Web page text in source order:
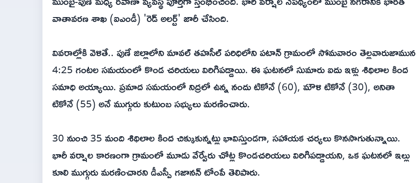
వాతావరణ శాఖ (ఐఎండీ) 'రెడ్ అలర్ట్' జారీ చేసింది.
వివరాల్లోకి వెళితే.. పుణే జిల్లాలోని మావల్ తహసీల్ పరిధిలోని పటాన్ గ్రామంలో సోమవారం తెల్లవారుజామున
4:25 గంటల సమయంలో కొండ చరియలు విరిగిపడ్డాయి. ఈ ఘటనలో సుమారు ఐదు ఇళ్లు శిథిలాల కింద
సమాధి అయ్యాయి. ప్రమాద సమయంలో నిద్రలో ఉన్న నందు టికోనే (60), మౌళి టికోనే (30), అనితా
టికోనే (55) అనే ముగ్గురు కుటుంబ సభ్యులు మరణించారు.
30 నుంచి 35 మంది శిథిలాల కింద చిక్కుకున్నట్లు భావిస్తుండగా, సహాయక చర్యలు కొనసాగుతున్నాయి.
భారీ వర్షాల కారణంగా గ్రామంలో మూడు వేర్వేరు చోట్ల కొండచరియలు విరిగిపడ్డాయని, ఒక ఘటనలో ఇల్లు
కూలి ముగ్గురు మరణించారని డీఎస్పీ గజానన్ టోంపే తెలిపారు.